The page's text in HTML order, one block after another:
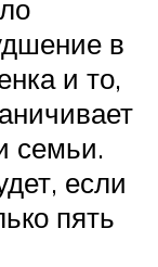
в
и то,
семьи.
если
пять